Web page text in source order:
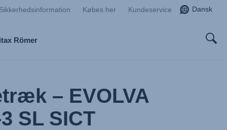
Sikkerhedsinformation Købes her Kundeservice Dansk
Römer
– EVOLVA
SL SICT